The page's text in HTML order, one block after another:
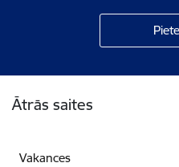
Ātrās saites
Vakances